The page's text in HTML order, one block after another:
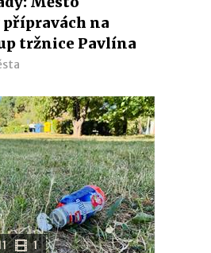
přípravách na
tržnice Pavlína
1